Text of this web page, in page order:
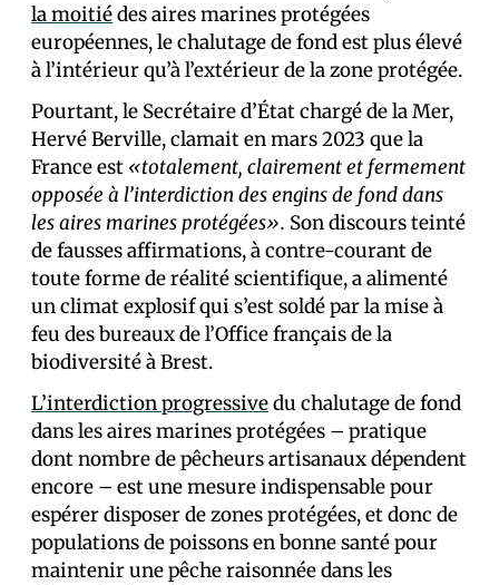
la moitiédes aires marines protégées
européennes, le chalutage de fond est plus élevé
à l’intérieur qu’à l’extérieur de la zone protégée.
Pourtant, le Secrétaire d’État chargé de la Mer,
Hervé Berville, clamait en mars 2023 que la
France est «totalement, clairement et fermement
opposée à l’interdiction des engins de fond dans
les aires marines protégées». Son discours teinté
de fausses affirmations, à contre-courant de
toute forme de réalité scientifique, a alimenté
un climat explosif qui s’est soldé par la mise à
feu des bureaux de l’Office français de la
biodiversité à Brest.
L’interdiction progressivedu chalutage de fond
dans les aires marines protégées – pratique
dont nombre de pêcheurs artisanaux dépendent
encore – est une mesure indispensable pour
espérer disposer de zones protégées, et donc de
populations de poissons en bonne santé pour
maintenir une pêche raisonnée dans les